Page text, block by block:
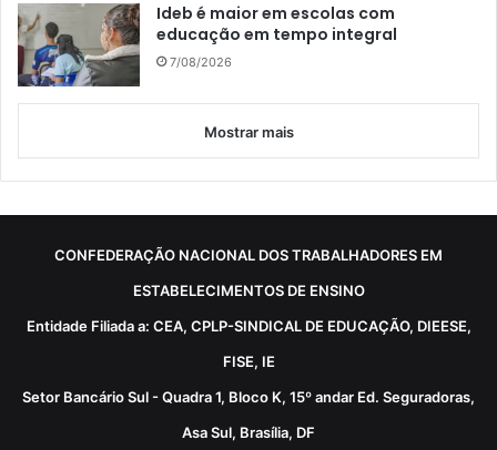
Ideb é maior em escolas com
educação em tempo integral
7/08/2026
Mostrar mais
CONFEDERAÇÃO NACIONAL DOS TRABALHADORES EM
ESTABELECIMENTOS DE ENSINO
Entidade Filiada a: CEA, CPLP-SINDICAL DE EDUCAÇÃO, DIEESE,
FISE, IE
Setor Bancário Sul - Quadra 1, Bloco K, 15º andar Ed. Seguradoras,
Asa Sul, Brasília, DF